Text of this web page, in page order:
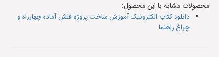
محصولات مشابه با این محصول:
دانلود کتاب الکترونیک آموزش ساخت پروژه فلش آماده چهارراه و
چراغ راهنما